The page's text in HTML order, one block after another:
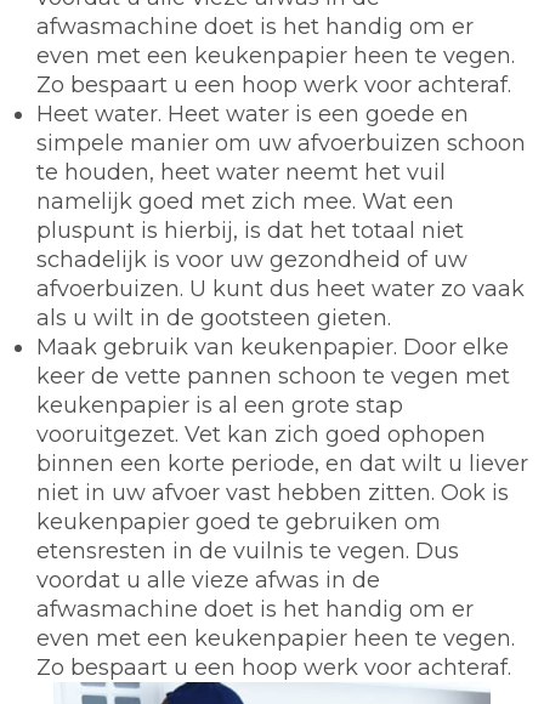
afwasmachine doet is het handig om er
even met een keukenpapier heen te vegen.
Zo bespaart u een hoop werk voor achteraf.
Heet water. Heet water is een goede en
simpele manier om uw afvoerbuizen schoon
te houden, heet water neemt het vuil
namelijk goed met zich mee. Wat een
pluspunt is hierbij, is dat het totaal niet
schadelijk is voor uw gezondheid of uw
afvoerbuizen. U kunt dus heet water zo vaak
als u wilt in de gootsteen gieten.
Maak gebruik van keukenpapier. Door elke
keer de vette pannen schoon te vegen met
keukenpapier is al een grote stap
vooruitgezet. Vet kan zich goed ophopen
binnen een korte periode, en dat wilt u liever
niet in uw afvoer vast hebben zitten. Ook is
keukenpapier goed te gebruiken om
etensresten in de vuilnis te vegen. Dus
voordat u alle vieze afwas in de
afwasmachine doet is het handig om er
even met een keukenpapier heen te vegen.
Zo bespaart u een hoop werk voor achteraf.